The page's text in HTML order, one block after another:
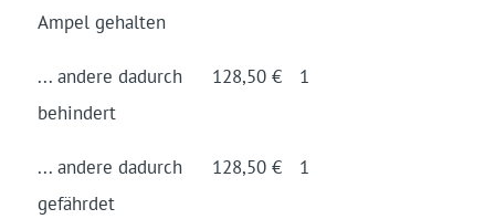
Ampel gehalten
... andere dadurch
behindert
128,50 € 1
... andere dadurch
gefährdet
128,50 € 1